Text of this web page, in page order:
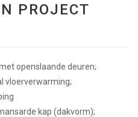
PROJECT
openslaande deuren;
vloerverwarming;
kap (dakvorm);